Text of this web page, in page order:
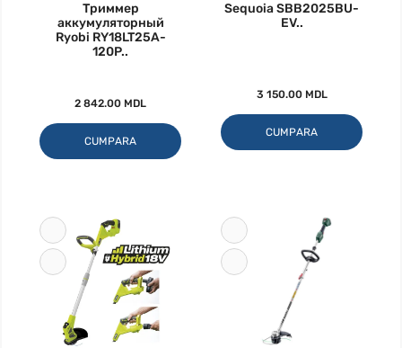
Триммер
аккумуляторный
Ryobi RY18LT25A-
120P..
2 842.00 MDL
CUMPARA
Sequoia SBB2025BU-
EV..
3 150.00 MDL
CUMPARA